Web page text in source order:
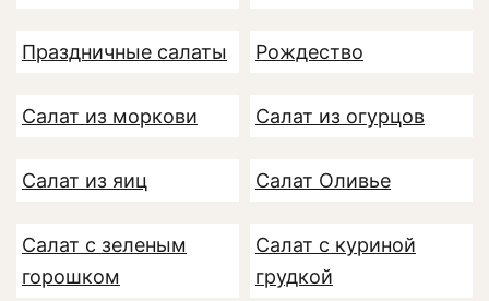
Праздничные салаты Рождество
Салат из моркови Салат из огурцов
Салат из яиц Салат Оливье
Салат с зеленым
горошком
Салат с куриной
грудкой